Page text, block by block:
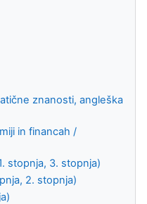
znanosti, angleška
in financah /
stopnja, 3. stopnja)
2. stopnja)